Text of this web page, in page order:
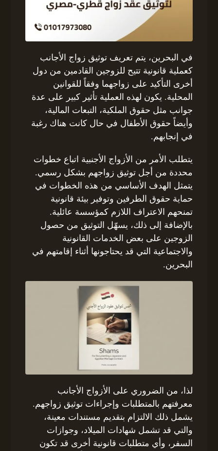
في البحرين، يتم تعريف توثيق زواج الأجانب
كعملية قانونية تتيح للزوجين القادمين من دول
أخرى التأكيد على زواجهما وفقاً للقوانين
المحلية. يكون لهذه العملية تأثير كبير على عدة
جوانب مثل حقوق الملكية، التبعات المالية،
وأيضاً حقوق الأطفال في حال كانت هناك رغبة
في إنجابهم.
يتطلب الأمر من الأزواج الأجنبية اتباع خطوات
محددة من أجل توثيق زواجهم بشكل رسمي.
يتمثل الهدف الأساسي من هذه الخطوات في
حماية حقوق الطرفين وتوفير بيئة قانونية
تمنحهم الاعتراف اللازم كمؤسسة عائلية.
بالإضافة إلى ذلك، يسهّل التوثيق من حصول
الزوجين على بعض الخدمات القانونية
والاجتماعية التي قد يحتاجونها أثناء إقامتهم في
البحرين.
لذا، من الضروري على الأزواج الأجانب
معرفتهم بالمتطلبات وإجراءات توثيق زواجهم.
يشمل ذلك الالتزام بتقديم مستندات معينة،
والتي قد تشمل شهادات الميلاد، وجوازات
السفر، وأي متطلبات قانونية أخرى قد تكون